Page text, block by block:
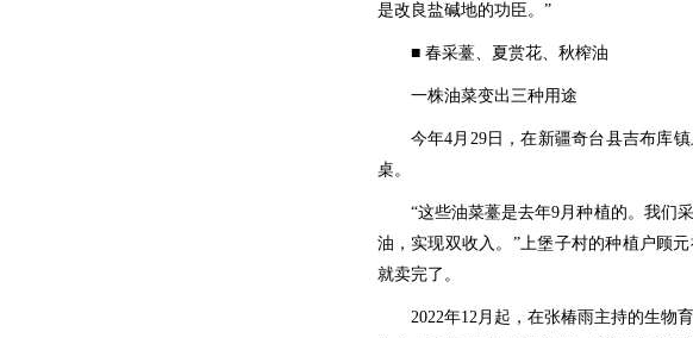
是改良盐碱地的功臣。”
■ 春采薹、夏赏花、秋榨油
一株油菜变出三种用途
今年4月29日，在新疆奇台县吉布库
桌。
“这些油菜薹是去年9月种植的。我们
油，实现双收入。”上堡子村的种植户顾
就卖完了。
2022年12月起，在张椿雨主持的生物